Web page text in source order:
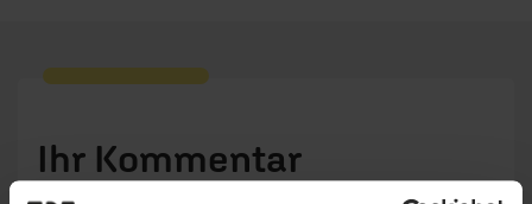
Ihr Kommentar